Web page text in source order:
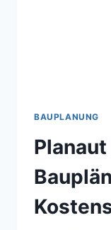
BAUPLANUNG